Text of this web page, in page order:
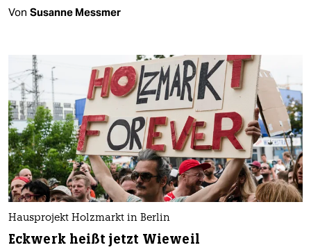
Von Susanne Messmer
Hausprojekt Holzmarkt in Berlin
Eckwerk heißt jetzt Wieweil